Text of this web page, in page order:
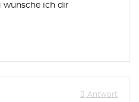
wünsche ich dir
Antwort